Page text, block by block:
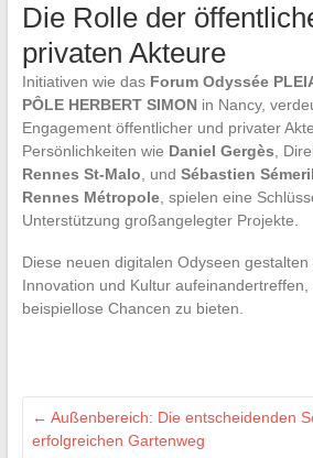
Die Rolle der
privaten Akteure
Initiativen wie das Forum Odyssée
PÔLE HERBERT SIMONin Nancy,
Engagement öffentlicher und privater
Persönlichkeiten wie Daniel Gergès,
Rennes St-Malo, und Sébastien Sémeril
Rennes Métropole, spielen eine
Unterstützung großangelegter Projekte.
Diese neuen digitalen Odyseen
Innovation und Kultur aufeinandertreffen,
beispiellose Chancen zu bieten.
← Außenbereich: Die entscheidenden
erfolgreichen Gartenweg